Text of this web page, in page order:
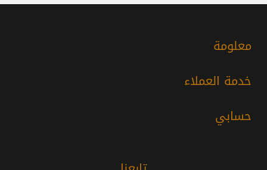
معلومة
خدمة العملاء
حسابي